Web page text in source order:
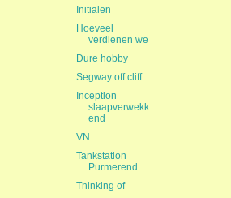
Initialen
Hoeveel
verdienen we
Dure hobby
Segway off cliff
Inception
slaapverwekk
end
VN
Tankstation
Purmerend
Thinking of